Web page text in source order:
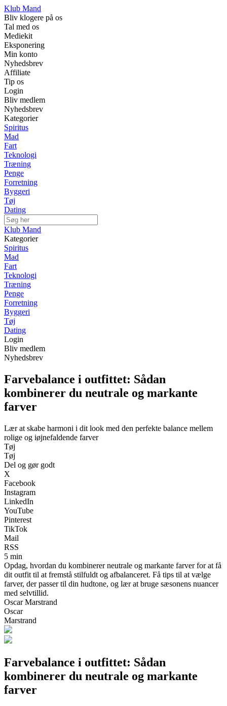
Klub Mand
Bliv klogere på os
Tal med os
Mediekit
Eksponering
Min konto
Nyhedsbrev
Affiliate
Tip os
Login
Bliv medlem
Nyhedsbrev
Kategorier
Spiritus
Mad
Fart
Teknologi
Træning
Penge
Forretning
Byggeri
Tøj
Dating
Klub Mand
Kategorier
Spiritus
Mad
Fart
Teknologi
Træning
Penge
Forretning
Byggeri
Tøj
Dating
Login
Bliv medlem
Nyhedsbrev
Farvebalance i outfittet: Sådan
kombinerer du neutrale og markante
farver
Lær at skabe harmoni i dit look med den perfekte balance mellem
rolige og iøjnefaldende farver
Tøj
Tøj
Del og gør godt
X
Facebook
Instagram
LinkedIn
YouTube
Pinterest
TikTok
Mail
RSS
5 min
Opdag, hvordan du kombinerer neutrale og markante farver for at få
dit outfit til at fremstå stilfuldt og afbalanceret. Få tips til at vælge
farver, der passer til din hudtone, og lær at bruge sæsonens nuancer
med selvtillid.
Oscar Marstrand
Oscar
Marstrand
Farvebalance i outfittet: Sådan
kombinerer du neutrale og markante
farver